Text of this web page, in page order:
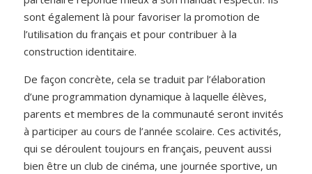
sont également là pour favoriser la promotion de
l’utilisation du français et pour contribuer à la
construction identitaire.
De façon concrète, cela se traduit par l’élaboration
d’une programmation dynamique à laquelle élèves,
parents et membres de la communauté seront invités
à participer au cours de l’année scolaire. Ces activités,
qui se déroulent toujours en français, peuvent aussi
bien être un club de cinéma, une journée sportive, un